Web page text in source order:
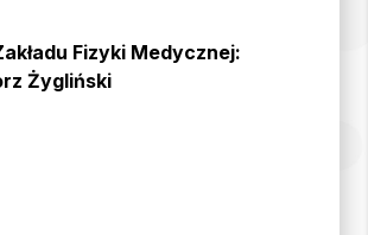
Fizyki Medycznej:
Żygliński